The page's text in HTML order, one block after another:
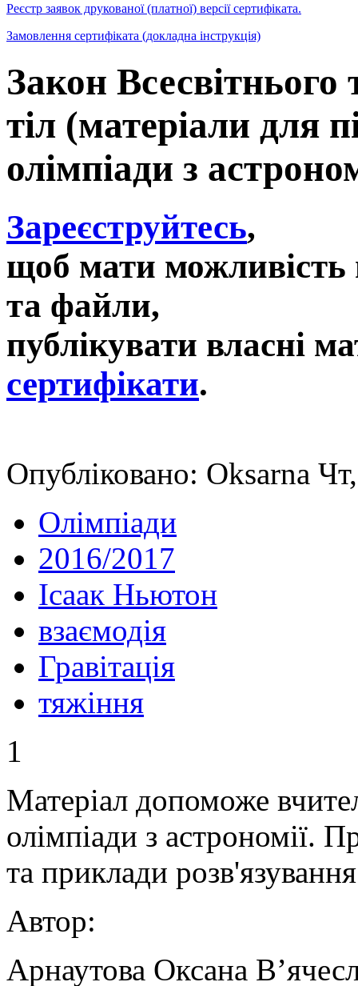
Реєстр заявок друкованої (платної) версії сертифіката.
Замовлення сертифіката (докладна інструкція)
Закон Всесвітнього
тіл (матеріали для
олімпіади з
Зареєструйтесь,
щоб мати можливість
та файли,
публікувати власні
сертифікати.
Опубліковано: Oksarna
Олімпіади
2016/2017
Ісаак Ньютон
взаємодія
Гравітація
тяжіння
1
Матеріал допоможе
олімпіади з астрономії.
та приклади
Автор:
Арнаутова Оксана